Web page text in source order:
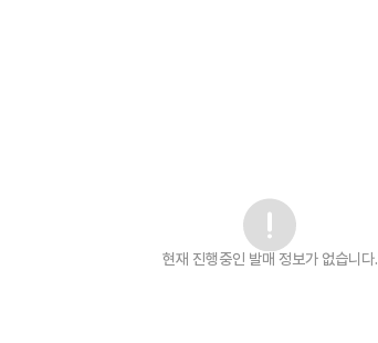
현재 진행중인 발매 정보가 없습니다.